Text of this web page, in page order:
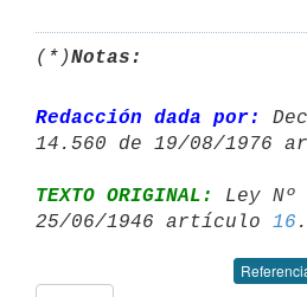
(*)Notas:
Redacción dada por:
14.560 de 19/08/1976
TEXTO ORIGINAL:
Ley Nº
25/06/1946 artículo 16